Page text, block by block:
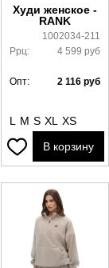
Худи женское -
RANK
1002034-211
Ррц:
4 599 руб
Опт: 2 116 руб
L M S XL
XS
В корзину